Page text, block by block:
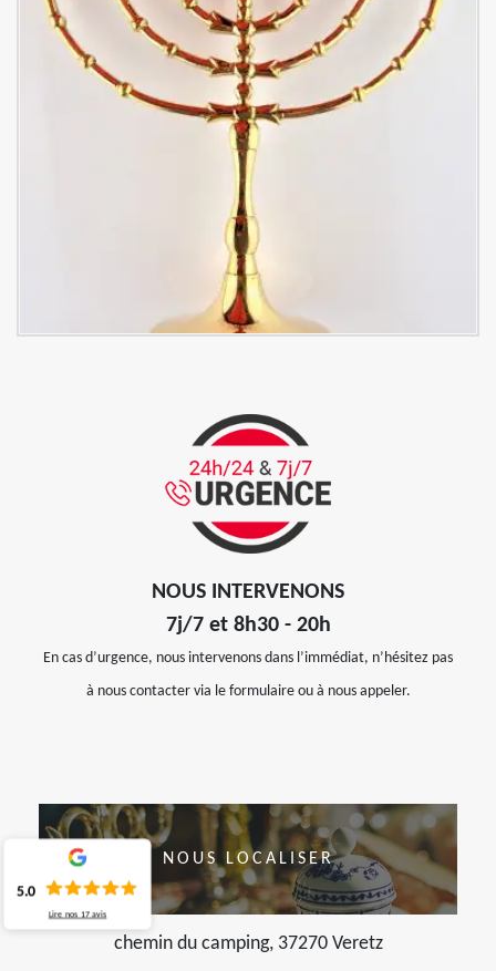
NOUS INTERVENONS
7j/7 et 8h30 - 20h
En cas d’urgence, nous intervenons dans l’immédiat, n’hésitez pas
à nous contacter via le formulaire ou à nous appeler.
NOUS LOCALISER
chemin du camping, 37270 Veretz
5.0
Lire nos 17 avis